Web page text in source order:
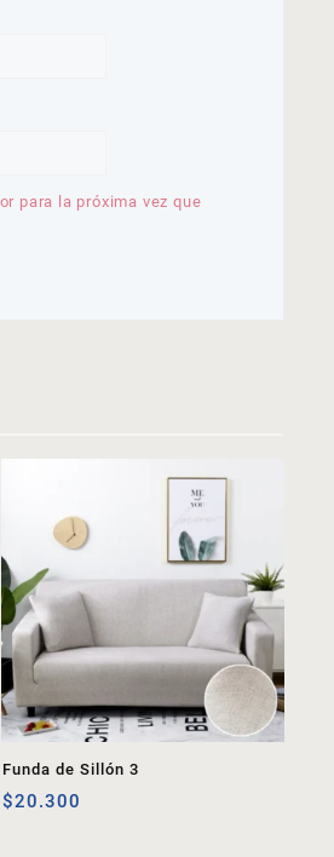
para la próxima vez que
Funda de Sillón 3
$20.300